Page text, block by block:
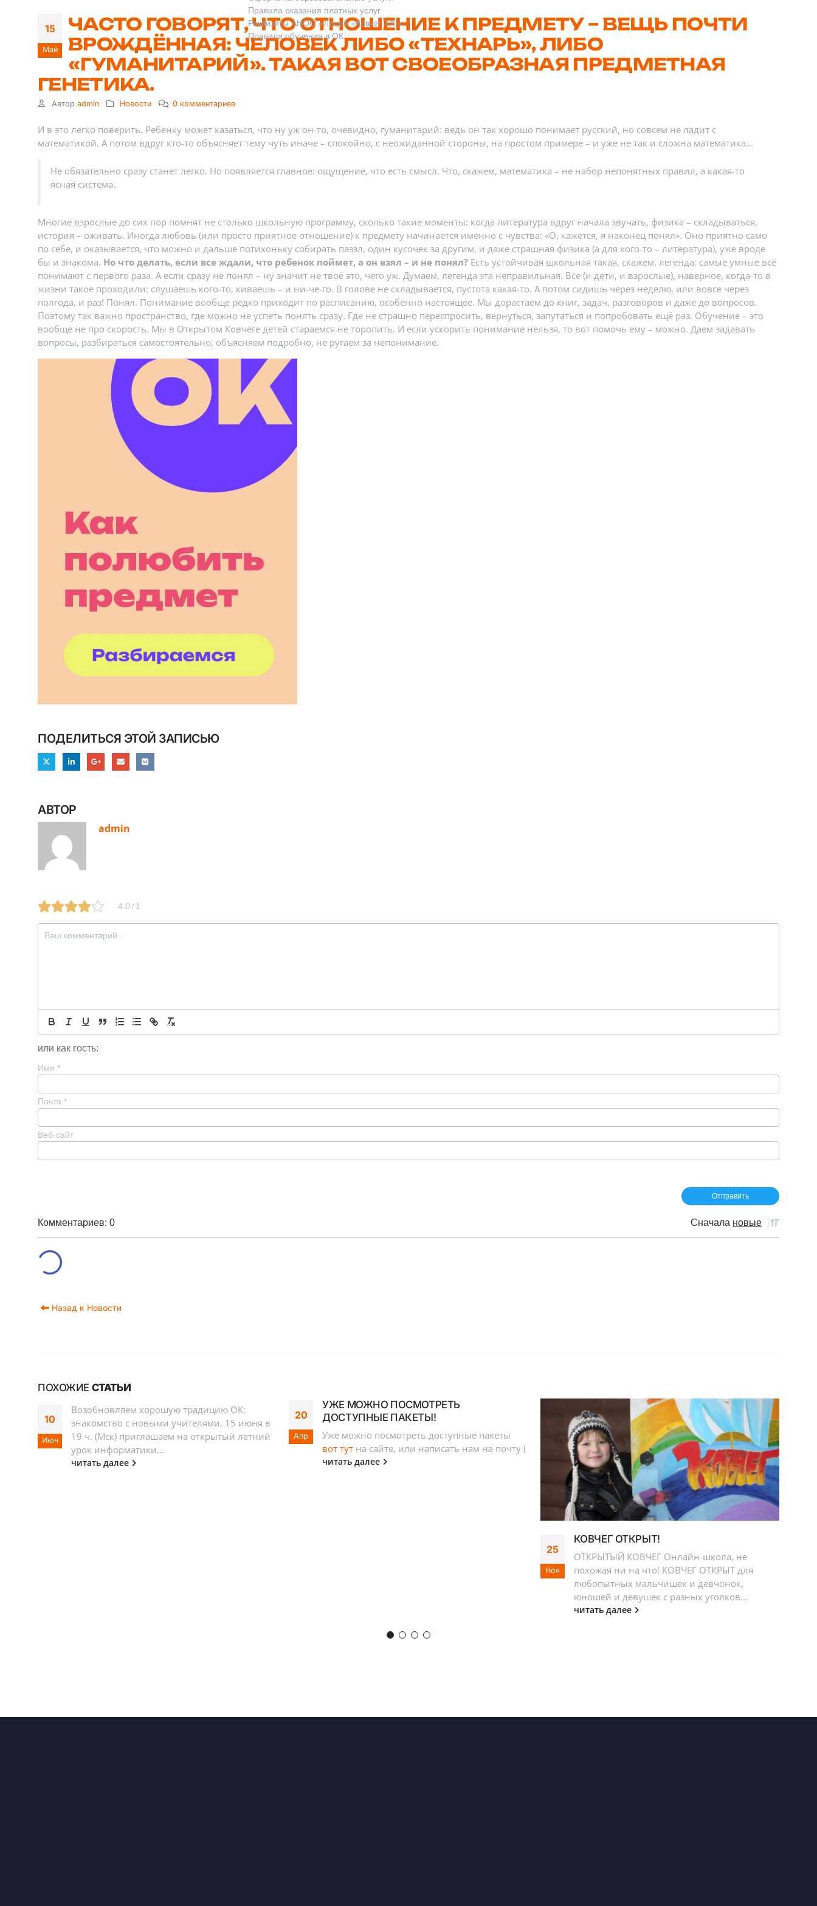
15
Май
ЧАСТО ГОВОРЯТ, ЧТО ОТНОШЕНИЕ К ПРЕДМЕТУ – ВЕЩЬ ПОЧТИ
ВРОЖДЁННАЯ: ЧЕЛОВЕК ЛИБО «ТЕХНАРЬ», ЛИБО
«ГУМАНИТАРИЙ». ТАКАЯ ВОТ СВОЕОБРАЗНАЯ ПРЕДМЕТНАЯ
ГЕНЕТИКА.
Автор admin Новости 0 комментариев
И в это легко поверить. Ребенку может казаться, что ну уж он-то, очевидно, гуманитарий: ведь он так хорошо понимает русский, но совсем не ладит с
математикой. А потом вдруг кто-то объясняет тему чуть иначе – спокойно, с неожиданной стороны, на простом примере – и уже не так и сложна математика…
Не обязательно сразу станет легко. Но появляется главное: ощущение, что есть смысл. Что, скажем, математика – не набор непонятных правил, а какая-то
ясная система.
Многие взрослые до сих пор помнят не столько школьную программу, сколько такие моменты: когда литература вдруг начала звучать, физика – складываться,
история – оживать. Иногда любовь (или просто приятное отношение) к предмету начинается именно с чувства: «О, кажется, я наконец понял». Оно приятно само
по себе, и оказывается, что можно и дальше потихоньку собирать паззл, один кусочек за другим, и даже страшная физика (а для кого-то – литература), уже вроде
бы и знакома. Но что делать, если все ждали, что ребенок поймет, а он взял – и не понял? Есть устойчивая школьная такая, скажем, легенда: самые умные всё
понимают с первого раза. А если сразу не понял – ну значит не твоё это, чего уж. Думаем, легенда эта неправильная. Все (и дети, и взрослые), наверное, когда-то в
жизни такое проходили: слушаешь кого-то, киваешь – и ни-че-го. В голове не складывается, пустота какая-то. А потом сидишь через неделю, или вовсе через
полгода, и раз! Понял. Понимание вообще редко приходит по расписанию, особенно настоящее. Мы дорастаем до книг, задач, разговоров и даже до вопросов.
Поэтому так важно пространство, где можно не успеть понять сразу. Где не страшно переспросить, вернуться, запутаться и попробовать ещё раз. Обучение – это
вообще не про скорость. Мы в Открытом Ковчеге детей стараемся не торопить. И если ускорить понимание нельзя, то вот помочь ему – можно. Даем задавать
вопросы, разбираться самостоятельно, объясняем подробно, не ругаем за непонимание.
ПОДЕЛИТЬСЯ ЭТОЙ ЗАПИСЬЮ
АВТОР
admin
4.0 / 1
или как гость:
Имя *
Почта *
Веб-сайт
Комментариев: 0 Сначала новые
Назад к Новости
ПОХОЖИЕ СТАТЬИ
10
Июн
Возобновляем хорошую традицию ОК:
знакомство с новыми учителями. 15 июня в
19 ч. (Мск) приглашаем на открытый летний
урок информатики...
читать далее
20
Апр
УЖЕ МОЖНО ПОСМОТРЕТЬ
ДОСТУПНЫЕ ПАКЕТЫ!
Уже можно посмотреть доступные пакеты
вот тут на сайте, или написать нам на почту (
читать далее
25
Ноя
КОВЧЕГ ОТКРЫТ!
ОТКРЫТЫЙ КОВЧЕГ Онлайн-школа, не
похожая ни на что! КОВЧЕГ ОТКРЫТ для
любопытных мальчишек и девчонок,
юношей и девушек с разных уголков...
читать далее
Правила оказания платных услуг
Реквизиты АНОО «Лицей «Ковчег-XXI»
Правила обучения в ОК